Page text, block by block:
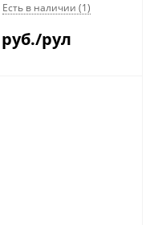
Есть в наличии (1)
руб./рул